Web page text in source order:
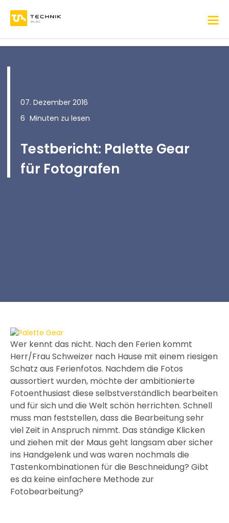
07. Dezember 2016
6 Minuten zu lesen
Testbericht: Palette Gear
für Fotografen
Wer kennt das nicht. Nach den Ferien kommt
Herr/Frau Schweizer nach Hause mit einem riesigen
Schatz aus Ferienfotos. Nachdem die Fotos
aussortiert wurden, möchte der ambitionierte
Fotoenthusiast diese selbstverständlich bearbeiten
und für sich und die Welt schön herrichten. Schnell
muss man feststellen, dass die Bearbeitung sehr
viel Zeit in Anspruch nimmt. Das ständige Klicken
und ziehen mit der Maus geht langsam aber sicher
ins Handgelenk und was waren nochmals die
Tastenkombinationen für die Beschneidung? Gibt
es da keine einfachere Methode zur
Fotobearbeitung?